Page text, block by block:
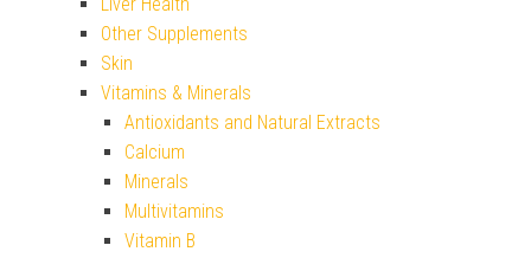
Liver Health
Other Supplements
Skin
Vitamins & Minerals
Antioxidants and Natural Extracts
Calcium
Minerals
Multivitamins
Vitamin B